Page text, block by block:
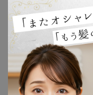
②シャポード 明石店